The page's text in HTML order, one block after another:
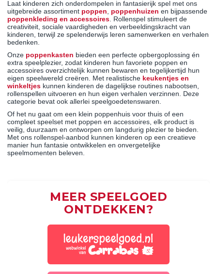
Laat kinderen zich onderdompelen in fantasierijk spel met ons
uitgebreide assortiment poppen, poppenhuizen en bijpassende
poppenkleding en accessoires. Rollenspel stimuleert de
creativiteit, sociale vaardigheden en verbeeldingskracht van
kinderen, terwijl ze spelenderwijs leren samenwerken en verhalen
bedenken.
Onze poppenkasten bieden een perfecte opbergoplossing én
extra speelplezier, zodat kinderen hun favoriete poppen en
accessoires overzichtelijk kunnen bewaren en tegelijkertijd hun
eigen speelwereld creëren. Met realistische keukentjes en
winkeltjes kunnen kinderen de dagelijkse routines nabootsen,
rollenspellen uitvoeren en hun eigen verhalen verzinnen. Deze
categorie bevat ook allerlei speelgoedetenswaren.
Of het nu gaat om een klein poppenhuis voor thuis of een
compleet speelset met poppen en accessoires, elk product is
veilig, duurzaam en ontworpen om langdurig plezier te bieden.
Met ons rollenspel-aanbod kunnen kinderen op een creatieve
manier hun fantasie ontwikkelen en onvergetelijke
speelmomenten beleven.
MEER SPEELGOED
ONTDEKKEN?